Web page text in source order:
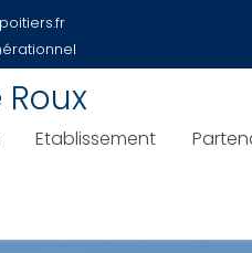
Etablissement